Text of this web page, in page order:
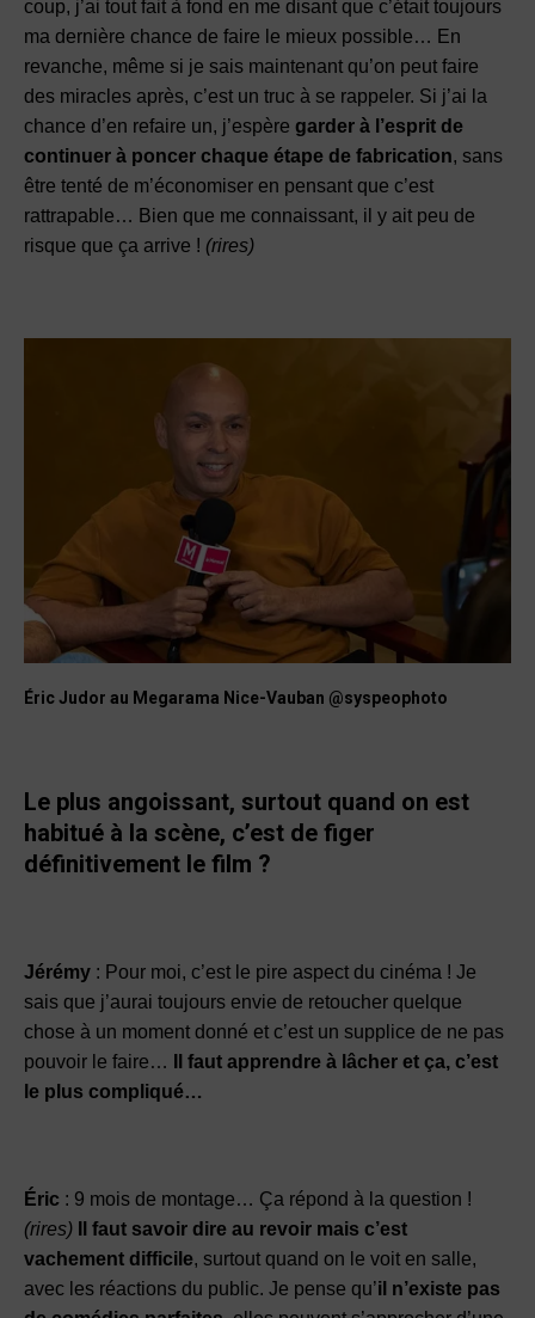
coup, j’ai tout fait à fond en me disant que c’était toujours
ma dernière chance de faire le mieux possible… En
revanche, même si je sais maintenant qu’on peut faire
des miracles après, c’est un truc à se rappeler. Si j’ai la
chance d’en refaire un, j’espère garder à l’esprit de
continuer à poncer chaque étape de fabrication, sans
être tenté de m’économiser en pensant que c’est
rattrapable… Bien que me connaissant, il y ait peu de
risque que ça arrive ! (rires)
Éric Judor au Megarama Nice-Vauban @syspeophoto
Le plus angoissant, surtout quand on est
habitué à la scène, c’est de figer
définitivement le film ?
Jérémy : Pour moi, c’est le pire aspect du cinéma ! Je
sais que j’aurai toujours envie de retoucher quelque
chose à un moment donné et c’est un supplice de ne pas
pouvoir le faire…
Il faut apprendre à lâcher et ça, c’est
le plus compliqué…
Éric : 9 mois de montage… Ça répond à la question !
(rires)
Il faut savoir dire au revoir mais c’est
vachement difficile, surtout quand on le voit en salle,
avec les réactions du public. Je pense qu’il n’existe pas